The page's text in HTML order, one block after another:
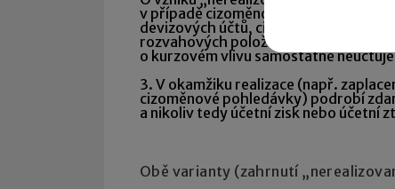
v případě cizoměnových pohledávek
devizových účtů, cizoměnových
rozvahových položek, u nichž buď
o kurzovém vlivu samostatně
3. V okamžiku realizace (např.
cizoměnové pohledávky) podrobí
a nikoliv tedy účetní zisk nebo účetní
Obě varianty (zahrnutí